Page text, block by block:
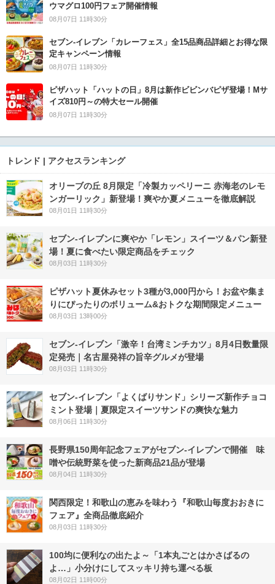
ウマグロ100円フェア開催情報
08月07日 11時30分
セブン‐イレブン「カレーフェス」全15品商品詳細とお得な限
定キャンペーン情報
08月07日 11時30分
ピザハット「ハットの日」8月は新作ビビンバピザ登場！Mサ
イズ810円～の特大セール開催
08月07日 11時30分
トレンド | アクセスランキング
オリーブの丘 8月限定「冷製カッペリーニ 赤海老のレモ
ンガーリック」新登場！爽やか夏メニューを徹底解説
08月01日 11時30分
セブン‐イレブンに爽やか「レモン」スイーツ＆パン新登
場！夏に食べたい限定商品をチェック
08月03日 11時30分
ピザハット夏休みセット3種が3,000円から！お盆や集ま
りにぴったりのボリューム&おトクな期間限定メニュー
08月03日 13時00分
セブン-イレブン「激辛！台湾ミンチカツ」8月4日数量限
定発売｜名古屋発祥の旨辛グルメが登場
08月03日 11時30分
セブン‐イレブン「よくばりサンド」シリーズ新作チョコ
ミント登場｜夏限定スイーツサンドの爽快な魅力
08月06日 11時30分
長野県150周年記念フェアがセブン-イレブンで開催 味
噌や伝統野菜を使った新商品21品が登場
08月04日 11時30分
関西限定！和歌山の恵みを味わう『和歌山毎度おおきに
フェア』全商品徹底紹介
08月03日 11時30分
100均に便利なの出たよ～「1本丸ごとはかさばるの
よ…」小分けにしてスッキリ持ち運べる板
08月02日 11時00分